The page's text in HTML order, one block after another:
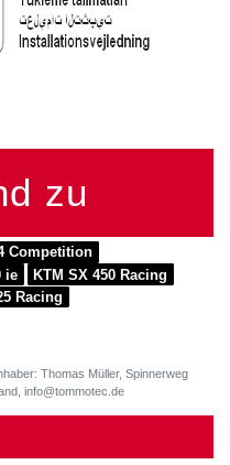
zu
Competition
ie
KTM SX 450 Racing
Racing
Thomas Müller, Spinnerweg
info@tommotec.de